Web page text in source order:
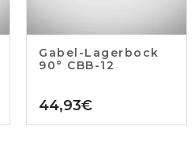
Gabel-Lagerbock
90° CBB-12
44,93€